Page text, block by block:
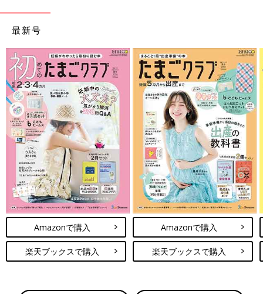
最新号
Amazonで購入
楽天ブックスで購入
Amazonで購入
楽天ブックスで購入